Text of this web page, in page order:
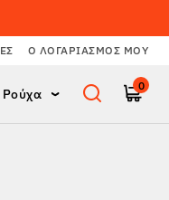
Ο ΛΟΓΑΡΙΑΣΜΌΣ ΜΟΥ
Ρούχα
0